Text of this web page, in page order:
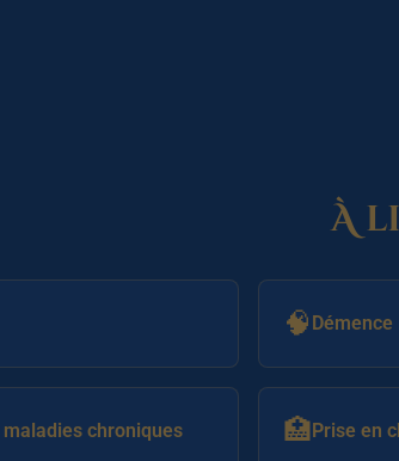
À
🧠 Démence
chroniques 🏥Prise en